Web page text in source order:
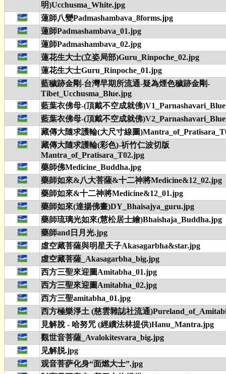
明)Ucchusma_White.jpg
蓮師八變Padmashambava_8forms.jpg
蓮師Padmashambava_01.jpg
蓮師Padmashambava_02.jpg
蓮花生大士(立姿局部)Guru_Rinpoche_02.jpg
蓮花生大士Guru_Rinpoche_01.jpg
藍穢跡金剛-台灣早期所流通-疑為煙色穢跡金剛-
Tibet_Ucchusma_Blue.jpg
藍葉衣佛母-(頂戴不空成就佛
藍葉衣佛母-(頂戴不空成就佛
藏傳大隨求護輪(大尺寸線圖
藏傳大隨求護輪(彩色)-祈竹仁波切版
Mantra_of_Pratisara_T02.jpg
藥師佛Medicine_Buddha.jpg
藥師如來&八大菩薩&十二神將Medicine&12_02.jpg
藥師如來&十二神將Medicine&12_01.jpg
藥師如來(達揚佛畫)DY_Bhaisajya_guru.jpg
藥師琉璃光如來(慧松居士繪)Bhaishaja_Buddha.jpg
藥師and日月光.jpg
虛空藏菩薩與明星天子Akasagarbha&star.jpg
虛空藏菩薩_Akasagarbha_big.jpg
西方三聖來迎圖Amitabha_01.jpg
西方三聖來迎圖Amitabha_02.jpg
西方三聖amitabha_01.jpg
西方極樂淨土 (慈雲雜誌社流通
見解脫 - 哈努咒 (經續法林提供)Hanu_Mantra.jpg
觀世音菩薩_Avalokitesvara_big.jpg
见解脱.jpg
观音菩萨化身“面燃大士”.jpg